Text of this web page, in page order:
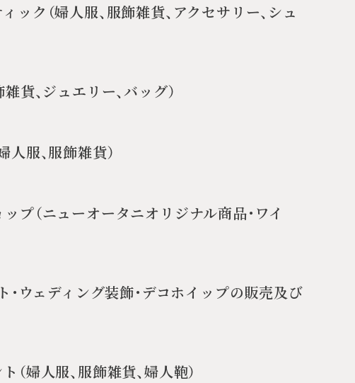
ック（婦人服、服飾雑貨、アクセサリー、シュ
貨、ジュエリー、バッグ）
人服、服飾雑貨）
プ（ニューオータニオリジナル商品・ワイ
・ウェディング装飾・デコホイップの販売及び
（婦人服、服飾雑貨、婦人鞄）